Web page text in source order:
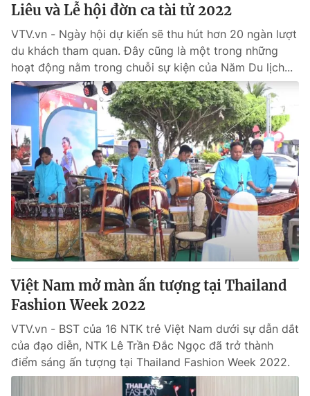
Liêu và Lễ hội đờn ca tài tử 2022
VTV.vn - Ngày hội dự kiến sẽ thu hút hơn 20 ngàn lượt
du khách tham quan. Đây cũng là một trong những
hoạt động nằm trong chuỗi sự kiện của Năm Du lịch...
Việt Nam mở màn ấn tượng tại Thailand
Fashion Week 2022
VTV.vn - BST của 16 NTK trẻ Việt Nam dưới sự dẫn dắt
của đạo diễn, NTK Lê Trần Đắc Ngọc đã trở thành
điểm sáng ấn tượng tại Thailand Fashion Week 2022.